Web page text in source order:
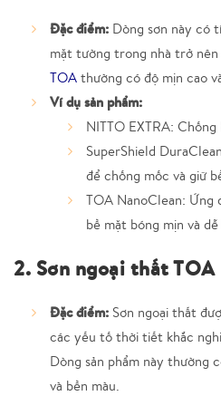
Đặc điểm: Dòng sơn này có
mặt tường trong nhà trở nên
TOA thường có độ mịn cao
Ví dụ sản phẩm:
NITTO EXTRA: Chống
SuperShield
để chống mốc và giữ
TOA NanoClean: Ứng
bề mặt bóng mịn và
2. Sơn ngoại thất TOA
Đặc điểm: Sơn ngoại thất
các yếu tố thời tiết khắc
Dòng sản phẩm này thường
và bền màu.